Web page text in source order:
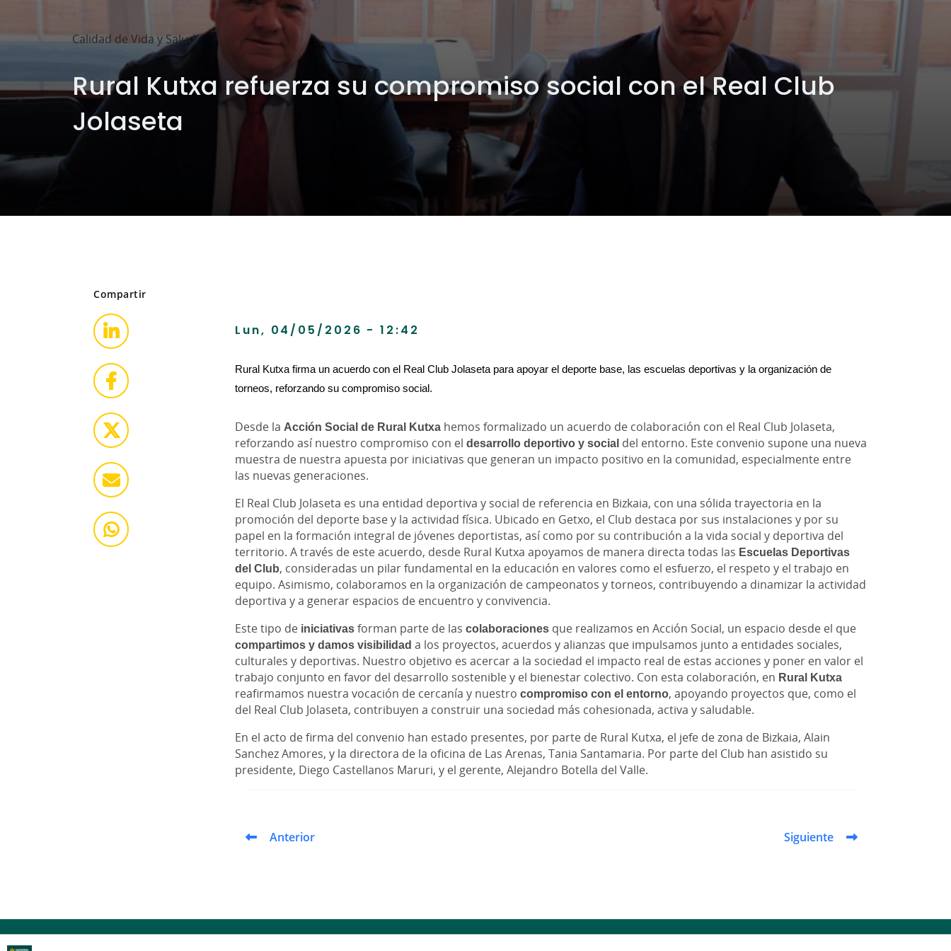
Calidad de Vida y Salud
Rural Kutxa refuerza su compromiso social con el Real Club
Jolaseta
Compartir
Lun, 04/05/2026 - 12:42
Rural Kutxa firma un acuerdo con el Real Club Jolaseta para apoyar el deporte base, las escuelas deportivas y la organización de
torneos, reforzando su compromiso social.
Desde la Acción Social de Rural Kutxa hemos formalizado un acuerdo de colaboración con el Real Club Jolaseta,
reforzando así nuestro compromiso con el desarrollo deportivo y social del entorno. Este convenio supone una nueva
muestra de nuestra apuesta por iniciativas que generan un impacto positivo en la comunidad, especialmente entre
las nuevas generaciones.
El Real Club Jolaseta es una entidad deportiva y social de referencia en Bizkaia, con una sólida trayectoria en la
promoción del deporte base y la actividad física. Ubicado en Getxo, el Club destaca por sus instalaciones y por su
papel en la formación integral de jóvenes deportistas, así como por su contribución a la vida social y deportiva del
territorio. A través de este acuerdo, desde Rural Kutxa apoyamos de manera directa todas las Escuelas Deportivas
del Club, consideradas un pilar fundamental en la educación en valores como el esfuerzo, el respeto y el trabajo en
equipo. Asimismo, colaboramos en la organización de campeonatos y torneos, contribuyendo a dinamizar la actividad
deportiva y a generar espacios de encuentro y convivencia.
Este tipo de iniciativasforman parte de las colaboraciones que realizamos en Acción Social, un espacio desde el que
compartimos y damos visibilidad a los proyectos, acuerdos y alianzas que impulsamos junto a entidades sociales,
culturales y deportivas. Nuestro objetivo es acercar a la sociedad el impacto real de estas acciones y poner en valor el
trabajo conjunto en favor del desarrollo sostenible y el bienestar colectivo. Con esta colaboración, en Rural Kutxa
reafirmamos nuestra vocación de cercanía y nuestro compromiso con el entorno, apoyando proyectos que, como el
del Real Club Jolaseta, contribuyen a construir una sociedad más cohesionada, activa y saludable.
En el acto de firma del convenio han estado presentes, por parte de Rural Kutxa, el jefe de zona de Bizkaia, Alain
Sanchez Amores, y la directora de la oficina de Las Arenas, Tania Santamaria. Por parte del Club han asistido su
presidente, Diego Castellanos Maruri, y el gerente, Alejandro Botella del Valle.
Anterior Siguiente